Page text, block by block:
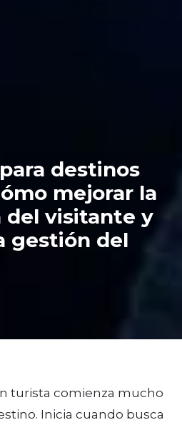
destinos
mejorar la
del visitante y
gestión del
turista comienza mucho
Inicia cuando busca